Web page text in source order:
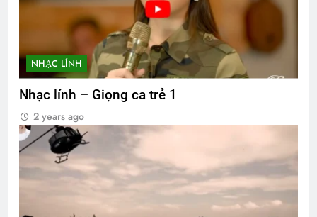
NHẠC LÍNH
Nhạc lính – Giọng ca trẻ 1
2 years ago